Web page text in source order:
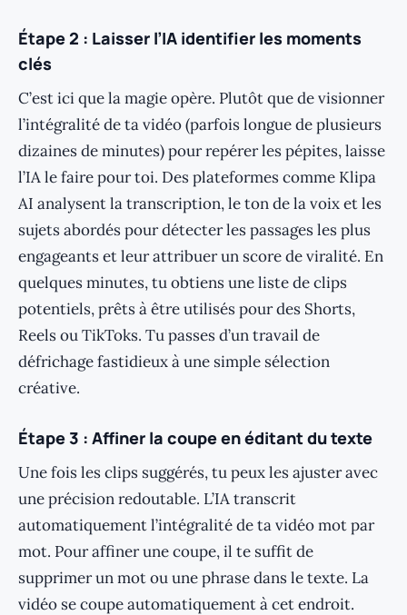
Étape 2 : Laisser l’IA identifier les moments
clés
C’est ici que la magie opère. Plutôt que de visionner
l’intégralité de ta vidéo (parfois longue de plusieurs
dizaines de minutes) pour repérer les pépites, laisse
l’IA le faire pour toi. Des plateformes comme Klipa
AI analysent la transcription, le ton de la voix et les
sujets abordés pour détecter les passages les plus
engageants et leur attribuer un score de viralité. En
quelques minutes, tu obtiens une liste de clips
potentiels, prêts à être utilisés pour des Shorts,
Reels ou TikToks. Tu passes d’un travail de
défrichage fastidieux à une simple sélection
créative.
Étape 3 : Affiner la coupe en éditant du texte
Une fois les clips suggérés, tu peux les ajuster avec
une précision redoutable. L’IA transcrit
automatiquement l’intégralité de ta vidéo mot par
mot. Pour affiner une coupe, il te suffit de
supprimer un mot ou une phrase dans le texte. La
vidéo se coupe automatiquement à cet endroit.